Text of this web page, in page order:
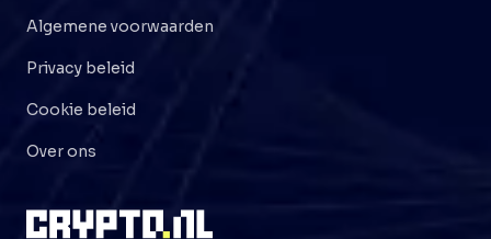
Algemene voorwaarden
Privacy beleid
Cookie beleid
Over ons